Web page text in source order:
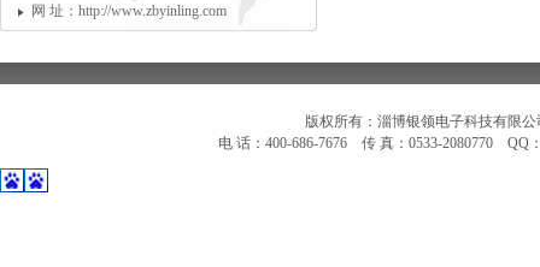
网 址：http://www.zbyinling.com
版权所有：淄博银领电子科技有限
电 话：400-686-7676 传 真：0533-2080770 QQ